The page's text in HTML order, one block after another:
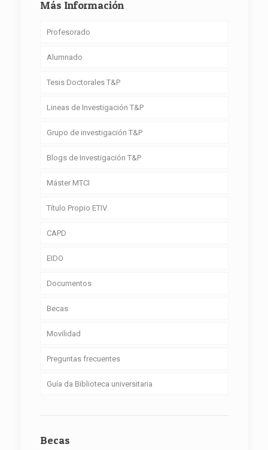
Más Información
Profesorado
Alumnado
Tesis Doctorales T&P
Lineas de Investigación T&P
Grupo de investigación T&P
Blogs de Investigación T&P
Máster MTCI
Título Propio ETIV
CAPD
EIDO
Documentos
Becas
Movilidad
Preguntas frecuentes
Guía da Biblioteca universitaria
Becas